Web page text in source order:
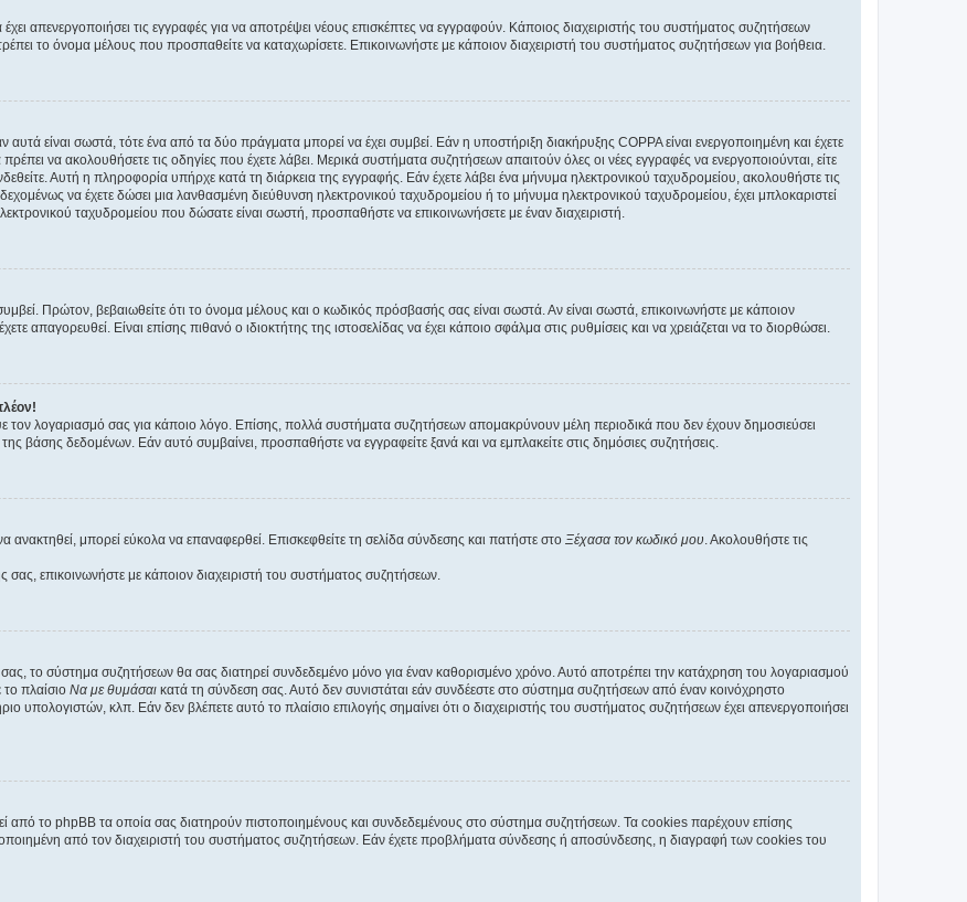
απενεργοποιήσει τις εγγραφές για να αποτρέψει νέους επισκέπτες να εγγραφούν. Κάποιος διαχειριστής του συστήματος συζητήσεων
το όνομα μέλους που προσπαθείτε να καταχωρίσετε. Επικοινωνήστε με κάποιον διαχειριστή του συστήματος συζητήσεων για βοήθεια.
είναι σωστά, τότε ένα από τα δύο πράγματα μπορεί να έχει συμβεί. Εάν η υποστήριξη διακήρυξης COPPA είναι ενεργοποιημένη και έχετε
να ακολουθήσετε τις οδηγίες που έχετε λάβει. Μερικά συστήματα συζητήσεων απαιτούν όλες οι νέες εγγραφές να ενεργοποιούνται, είτε
Αυτή η πληροφορία υπήρχε κατά τη διάρκεια της εγγραφής. Εάν έχετε λάβει ένα μήνυμα ηλεκτρονικού ταχυδρομείου, ακολουθήστε τις
να έχετε δώσει μια λανθασμένη διεύθυνση ηλεκτρονικού ταχυδρομείου ή το μήνυμα ηλεκτρονικού ταχυδρομείου, έχει μπλοκαριστεί
ταχυδρομείου που δώσατε είναι σωστή, προσπαθήστε να επικοινωνήσετε με έναν διαχειριστή.
Πρώτον, βεβαιωθείτε ότι το όνομα μέλους και ο κωδικός πρόσβασής σας είναι σωστά. Αν είναι σωστά, επικοινωνήστε με κάποιον
απαγορευθεί. Είναι επίσης πιθανό ο ιδιοκτήτης της ιστοσελίδας να έχει κάποιο σφάλμα στις ρυθμίσεις και να χρειάζεται να το διορθώσει.
τον λογαριασμό σας για κάποιο λόγο. Επίσης, πολλά συστήματα συζητήσεων απομακρύνουν μέλη περιοδικά που δεν έχουν δημοσιεύσει
βάσης δεδομένων. Εάν αυτό συμβαίνει, προσπαθήστε να εγγραφείτε ξανά και να εμπλακείτε στις δημόσιες συζητήσεις.
μπορεί εύκολα να επαναφερθεί. Επισκεφθείτε τη σελίδα σύνδεσης και πατήστε στο Ξέχασα τον κωδικό μου . Ακολουθήστε τις
επικοινωνήστε με κάποιον διαχειριστή του συστήματος συζητήσεων.
το σύστημα συζητήσεων θα σας διατηρεί συνδεδεμένο μόνο για έναν καθορισμένο χρόνο. Αυτό αποτρέπει την κατάχρηση του λογαριασμού
πλαίσιο Να με θυμάσαι κατά τη σύνδεση σας. Αυτό δεν συνιστάται εάν συνδέεστε στο σύστημα συζητήσεων από έναν κοινόχρηστο
υπολογιστών, κλπ. Εάν δεν βλέπετε αυτό το πλαίσιο επιλογής σημαίνει ότι ο διαχειριστής του συστήματος συζητήσεων έχει απενεργοποιήσει
από το phpBB τα οποία σας διατηρούν πιστοποιημένους και συνδεδεμένους στο σύστημα συζητήσεων. Τα cookies παρέχουν επίσης
από τον διαχειριστή του συστήματος συζητήσεων. Εάν έχετε προβλήματα σύνδεσης ή αποσύνδεσης, η διαγραφή των cookies του